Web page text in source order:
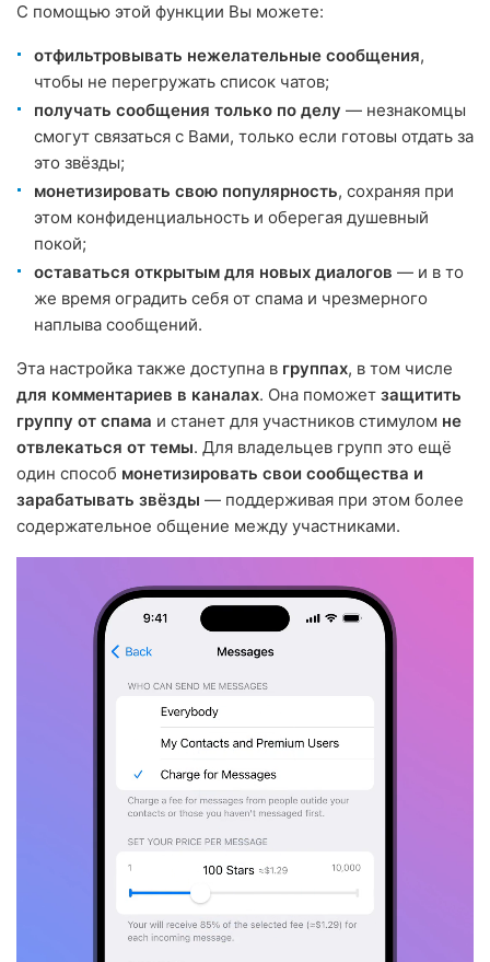
С помощью этой функции Вы можете:
отфильтровывать нежелательные сообщения,
чтобы не перегружать список чатов;
получать сообщения только по делу — незнакомцы
смогут связаться с Вами, только если готовы отдать за
это звёзды;
монетизировать свою популярность, сохраняя при
этом конфиденциальность и оберегая душевный
покой;
оставаться открытым для новых диалогов — и в то
же время оградить себя от спама и чрезмерного
наплыва сообщений.
Эта настройка также доступна в группах, в том числе
для комментариев в каналах. Она поможет защитить
группу от спама и станет для участников стимулом не
отвлекаться от темы. Для владельцев групп это ещё
один способ монетизировать свои сообщества и
зарабатывать звёзды — поддерживая при этом более
содержательное общение между участниками.